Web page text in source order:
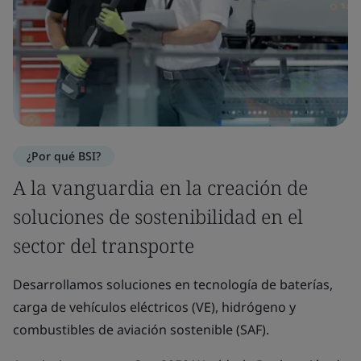
¿Por qué BSI?
A la vanguardia en la creación de
soluciones de sostenibilidad en el
sector del transporte
Desarrollamos soluciones en tecnología de baterías,
carga de vehículos eléctricos (VE), hidrógeno y
combustibles de aviación sostenible (SAF).